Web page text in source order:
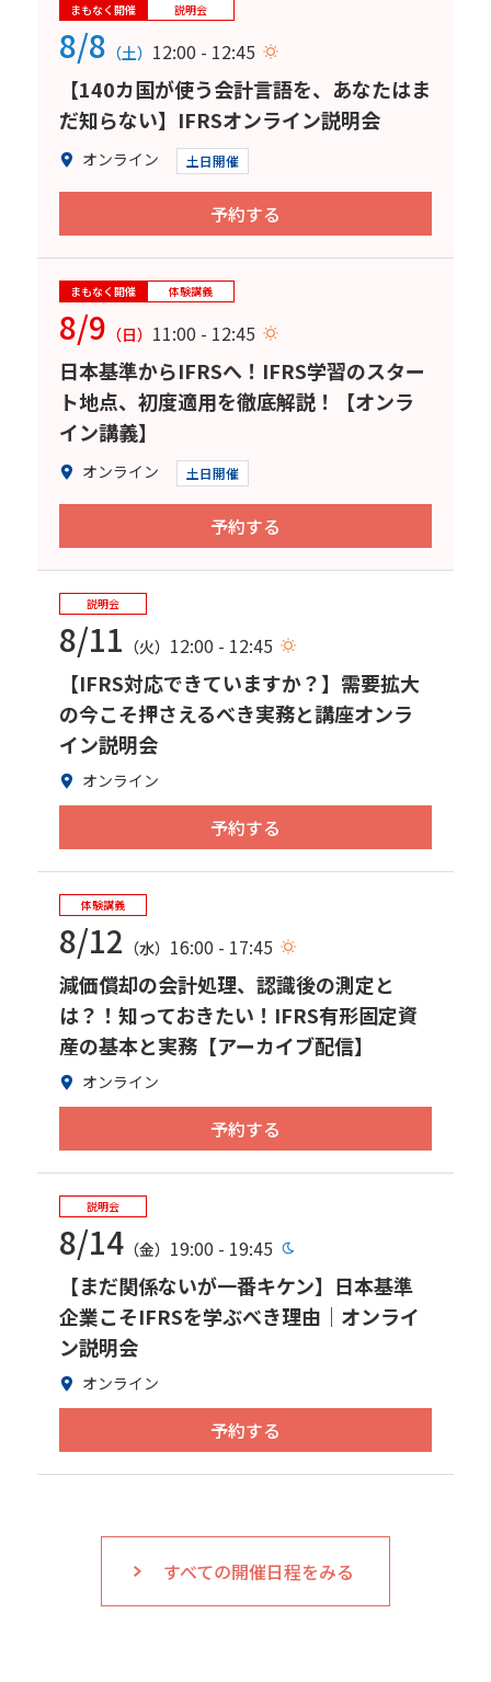
まもなく開催 説明会
8/8 （土） 12:00 - 12:45
【140カ国が使う会計言語を、あなたはま
だ知らない】IFRSオンライン説明会
オンライン 土日開催
予約する
まもなく開催 体験講義
8/9 （日） 11:00 - 12:45
日本基準からIFRSへ！IFRS学習のスター
ト地点、初度適用を徹底解説！【オンラ
イン講義】
オンライン 土日開催
予約する
説明会
8/11 （火） 12:00 - 12:45
【IFRS対応できていますか？】需要拡大
の今こそ押さえるべき実務と講座オンラ
イン説明会
オンライン
予約する
体験講義
8/12 （水） 16:00 - 17:45
減価償却の会計処理、認識後の測定と
は？！知っておきたい！IFRS有形固定資
産の基本と実務【アーカイブ配信】
オンライン
予約する
説明会
8/14（金） 19:00 - 19:45
【まだ関係ないが一番キケン】日本基準
企業こそIFRSを学ぶべき理由｜オンライ
ン説明会
オンライン
予約する
すべての開催日程をみる